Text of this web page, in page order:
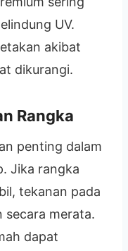
UV.
akibat
dikurangi.
Rangka
penting dalam
Jika rangka
tekanan pada
secara merata.
dapat